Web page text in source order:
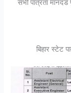
सभी पात्रता
बिहार स्टेट